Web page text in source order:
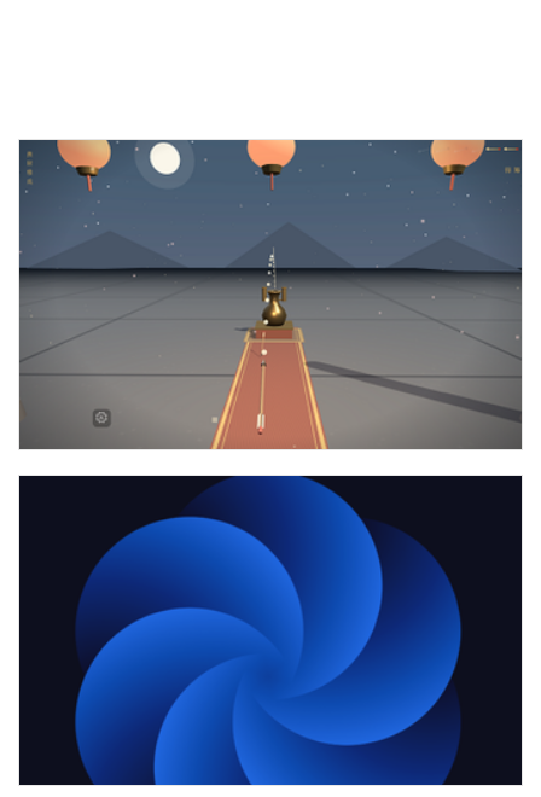
three实现三维古人月下投壶游戏代码